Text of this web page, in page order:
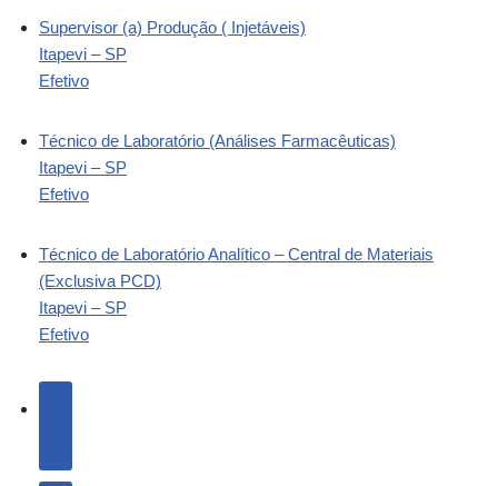
Supervisor (a) Produção ( Injetáveis)
Itapevi – SP
Efetivo
Técnico de Laboratório (Análises Farmacêuticas)
Itapevi – SP
Efetivo
Técnico de Laboratório Analítico – Central de Materiais
(Exclusiva PCD)
Itapevi – SP
Efetivo